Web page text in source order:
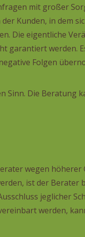
mit großer
Kunden, in dem
Die eigentliche
garantiert werden.
Folgen
Sinn. Die Beratung
wegen
ist der Berater
jeglicher
werden,